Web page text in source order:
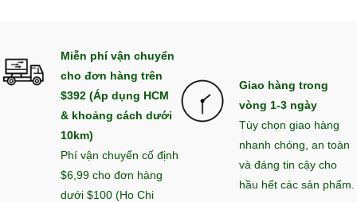
Miễn phí vận chuyển
cho đơn hàng trên
$392 (Áp dụng HCM
& khoảng cách dưới
10km)
Phí vận chuyển cố định
$6,99 cho đơn hàng
dưới $100 (Ho Chi
Giao hàng trong
vòng 1-3 ngày
Tùy chọn giao hàng
nhanh chóng, an toàn
và đáng tin cậy cho
hầu hết các sản phẩm.